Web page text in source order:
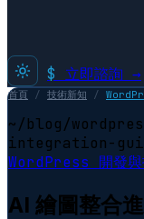
$ 立即諮詢 →
首頁 / 技術新知 /
~/blog/
integration-
WordPress 開發與
AI 繪圖整合